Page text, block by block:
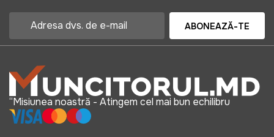
550 lei
Salopeta de lucru Wokin XL
Art:
452905
ABONEAZĂ-TE
“Misiunea noastră - Atingem cel mai bun echilibru